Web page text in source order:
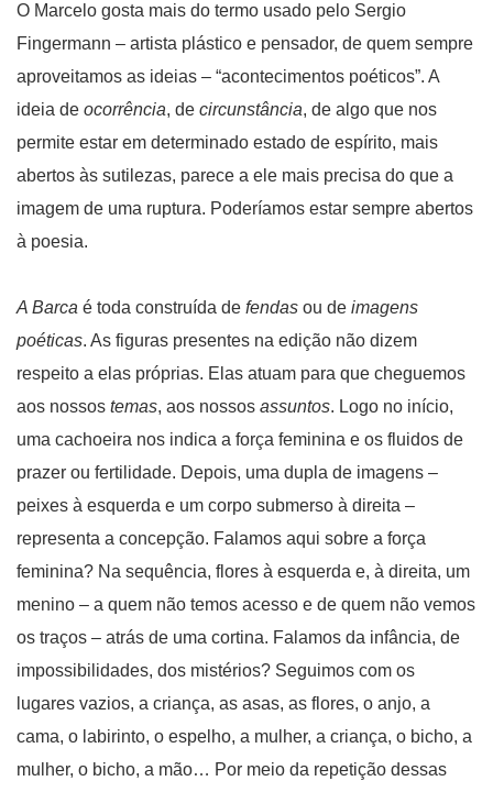
O Marcelo gosta mais do termo usado pelo Sergio
Fingermann – artista plástico e pensador, de quem sempre
aproveitamos as ideias – “acontecimentos poéticos”. A
ideia de ocorrência, de circunstância, de algo que nos
permite estar em determinado estado de espírito, mais
abertos às sutilezas, parece a ele mais precisa do que a
imagem de uma ruptura. Poderíamos estar sempre abertos
à poesia.
A Barca é toda construída de fendas ou de imagens
poéticas. As figuras presentes na edição não dizem
respeito a elas próprias. Elas atuam para que cheguemos
aos nossos temas, aos nossos assuntos. Logo no início,
uma cachoeira nos indica a força feminina e os fluidos de
prazer ou fertilidade. Depois, uma dupla de imagens –
peixes à esquerda e um corpo submerso à direita –
representa a concepção. Falamos aqui sobre a força
feminina? Na sequência, flores à esquerda e, à direita, um
menino – a quem não temos acesso e de quem não vemos
os traços – atrás de uma cortina. Falamos da infância, de
impossibilidades, dos mistérios? Seguimos com os
lugares vazios, a criança, as asas, as flores, o anjo, a
cama, o labirinto, o espelho, a mulher, a criança, o bicho, a
mulher, o bicho, a mão… Por meio da repetição dessas